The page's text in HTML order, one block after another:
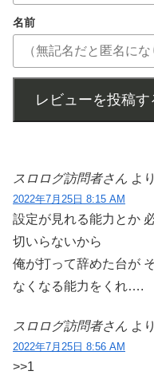
名前
レビューを投稿す
スロログ訪問者さん よ
2022年7月25日 8:15 AM
設定が見れる能力とか
切いらないから
俺が打って辞めた台が
なくなる能力をくれ….
スロログ訪問者さん よ
2022年7月25日 8:56 AM
>>1